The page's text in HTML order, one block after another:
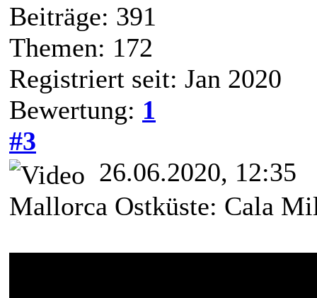
Beiträge: 391
Themen: 172
Registriert seit: Jan 2020
Bewertung: 1
#3
26.06.2020, 12:35
Mallorca Ostküste: Cala